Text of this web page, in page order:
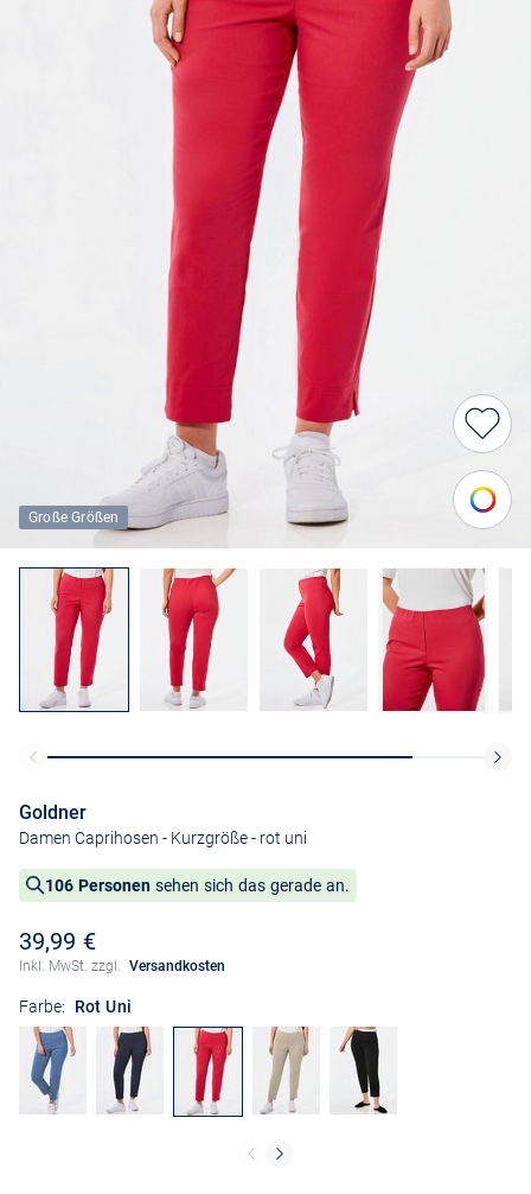
Große Größen
Goldner
Damen Caprihosen - Kurzgröße- rot uni
106 Personen sehen sich das gerade an.
39,99 €
Inkl. MwSt. zzgl. Versandkosten
Farbe: Rot Uni